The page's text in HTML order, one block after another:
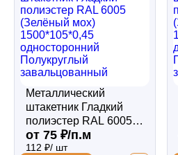
Металлический
штакетник Гладкий
полиэстер RAL 6005
(Зелёный мох)
1500*105*0,45
от 75 ₽/п.м
112 ₽/ шт